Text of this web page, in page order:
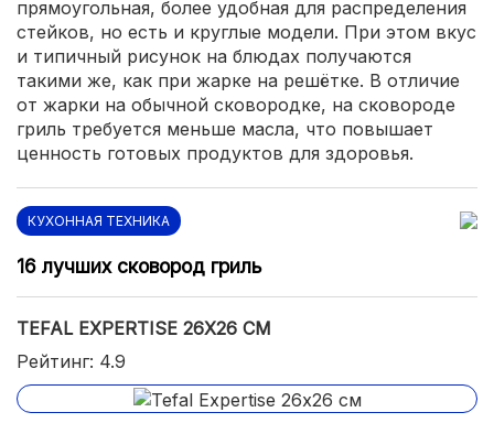
прямоугольная, более удобная для распределения
стейков, но есть и круглые модели. При этом вкус
и типичный рисунок на блюдах получаются
такими же, как при жарке на решётке. В отличие
от жарки на обычной сковородке, на сковороде
гриль требуется меньше масла, что повышает
ценность готовых продуктов для здоровья.
КУХОННАЯ ТЕХНИКА
16 лучших сковород гриль
TEFAL EXPERTISE 26Х26 СМ
Рейтинг: 4.9